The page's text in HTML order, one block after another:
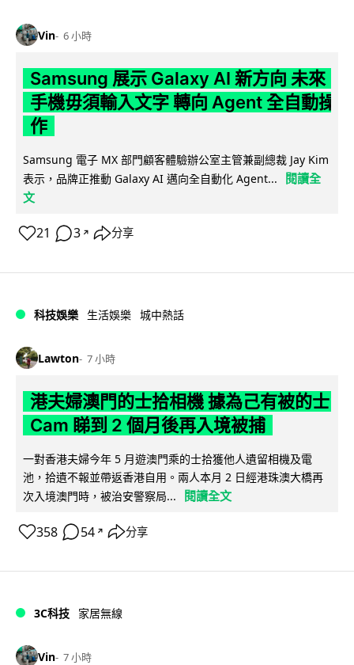
Vin 6 小時
Samsung 展示 Galaxy AI 新方向 未來
手機毋須輸入文字 轉向 Agent 全自動操
作
Samsung 電子 MX 部門顧客體驗辦公室主管兼副總裁 Jay Kim
表示，品牌正推動 Galaxy AI 邁向全自動化 Agent...
閱讀全
文
21 3 ↗ 分享
科技娛樂 生活娛樂 城中熱話
Lawton 7 小時
港夫婦澳門的士拾相機 據為己有被的士
Cam 睇到 2 個月後再入境被捕
一對香港夫婦今年 5 月遊澳門乘的士拾獲他人遺留相機及電
池，拾遺不報並帶返香港自用。兩人本月 2 日經港珠澳大橋再
次入境澳門時，被治安警察局...
閱讀全文
358 54 ↗ 分享
3C科技 家居無線
Vin 7 小時